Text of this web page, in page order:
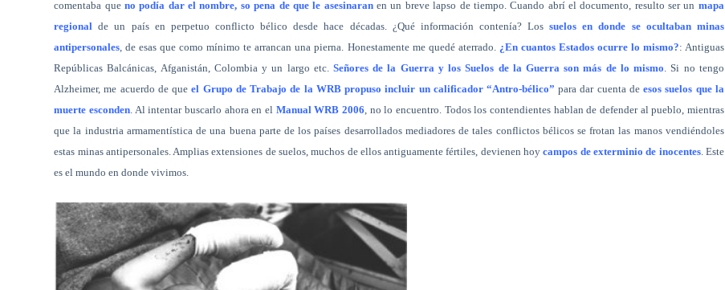
comentaba queno podía dar el nombre, so pena de que le asesinaranen un breve lapso de tiempo. Cuando abrí el documento, resulto ser un mapa
regional de un país en perpetuo conflicto bélico desde hace décadas. ¿Qué información contenía? Lossuelos en donde se ocultaban minas
antipersonales, de esas que como mínimo te arrancan una pierna. Honestamente me quedé aterrado. ¿En cuantos Estados ocurre lo mismo?: Antiguas
Repúblicas Balcánicas, Afganistán, Colombia y un largo etc.Señores de la Guerra y los Suelos de la Guerra son más de lo mismo. Si no tengo
Alzheimer, me acuerdo de queel Grupo de Trabajo de la WRB propuso incluir un calificador “Antro-bélico” para dar cuenta deesos suelos que la
muerte esconden. Al intentar buscarlo ahora en el Manual WRB 2006, no lo encuentro. Todos los contendientes hablan de defender al pueblo, mientras
que la industria armamentística de una buena parte de los países desarrollados mediadores de tales conflictos bélicos se frotan las manos vendiéndoles
estas minas antipersonales. Amplias extensiones de suelos, muchos de ellos antiguamente fértiles, devienen hoycampos de exterminio de inocentes. Este
es el mundo en donde vivimos.